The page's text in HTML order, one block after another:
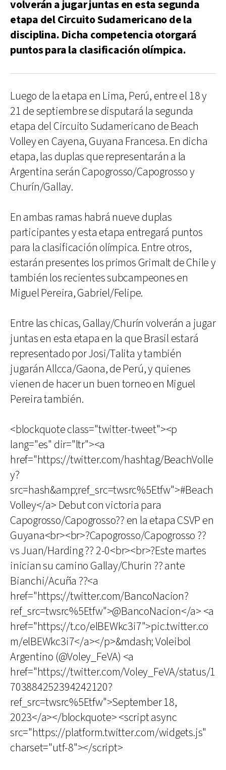
volverán a jugar juntas en esta segunda
etapa del Circuito Sudamericano de la
disciplina. Dicha competencia otorgará
puntos para la clasificación olímpica.
Luego de la etapa en Lima, Perú, entre el 18 y
21 de septiembre se disputará la segunda
etapa del Circuito Sudamericano de Beach
Volley en Cayena, Guyana Francesa. En dicha
etapa, las duplas que representarán a la
Argentina serán Capogrosso/Capogrosso y
Churín/Gallay.
En ambas ramas habrá nueve duplas
participantes y esta etapa entregará puntos
para la clasificación olímpica. Entre otros,
estarán presentes los primos Grimalt de Chile y
también los recientes subcampeones en
Miguel Pereira, Gabriel/Felipe.
Entre las chicas, Gallay/Churín volverán a jugar
juntas en esta etapa en la que Brasil estará
representado por Josi/Talita y también
jugarán Allcca/Gaona, de Perú, y quienes
vienen de hacer un buen torneo en Miguel
Pereira también.
<blockquote class="twitter-tweet"><p
lang="es" dir="ltr"><a
href="https://twitter.com/hashtag/BeachVolle
y?
src=hash&amp;ref_src=twsrc%5Etfw">#Beach
Volley</a> Debut con victoria para
Capogrosso/Capogrosso?? en la etapa CSVP en
Guyana<br><br>?Capogrosso/Capogrosso ??
vs Juan/Harding ?? 2-0<br><br>?Este martes
inician su camino Gallay/Churin ?? ante
Bianchi/Acuña ??<a
href="https://twitter.com/BancoNacion?
ref_src=twsrc%5Etfw">@BancoNacion</a> <a
href="https://t.co/elBEWkc3i7">pic.twitter.co
m/elBEWkc3i7</a></p>&mdash; Voleibol
Argentino (@Voley_FeVA) <a
href="https://twitter.com/Voley_FeVA/status/1
703884252394242120?
ref_src=twsrc%5Etfw">September 18,
2023</a></blockquote> <script async
src="https://platform.twitter.com/widgets.js"
charset="utf-8"></script>